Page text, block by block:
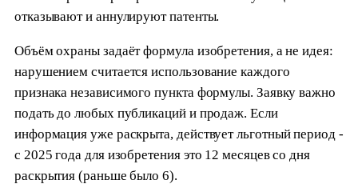
отказывают и аннулируют патенты.
Объём охраны задаёт формула изобретения, а не идея:
нарушением считается использование каждого
признака независимого пункта формулы. Заявку важно
подать до любых публикаций и продаж. Если
информация уже раскрыта, действует льготный период -
с 2025 года для изобретения это 12 месяцев со дня
раскрытия (раньше было 6).